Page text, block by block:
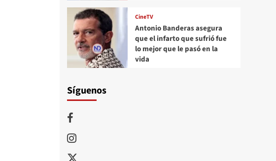
CineTV
Antonio Banderas asegura
que el infarto que sufrió fue
lo mejor que le pasó en la
vida
Síguenos